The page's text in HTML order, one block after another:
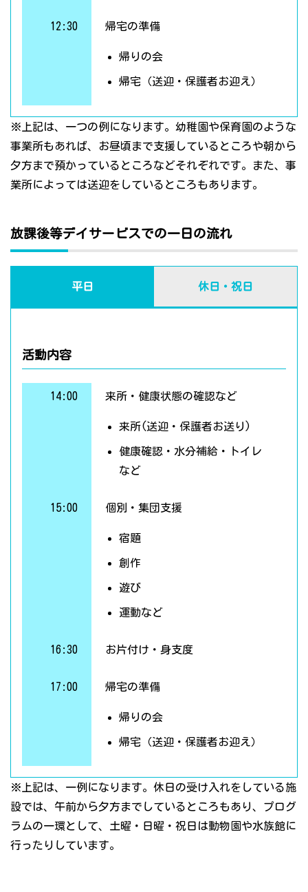
12:30 帰宅の準備
帰りの会
帰宅（送迎・保護者お迎え）
※上記は、一つの例になります。幼稚園や保育園のような
事業所もあれば、お昼頃まで支援しているところや朝から
夕方まで預かっているところなどそれぞれです。また、事
業所によっては送迎をしているところもあります。
放課後等デイサービスでの一日の流れ
平日 休日・祝日
活動内容
14:00 来所・健康状態の確認など
来所(送迎・保護者お送り)
健康確認・水分補給・トイレ
など
15:00 個別・集団支援
宿題
創作
遊び
運動など
16:30 お片付け・身支度
17:00 帰宅の準備
帰りの会
帰宅（送迎・保護者お迎え）
※上記は、一例になります。休日の受け入れをしている施
設では、午前から夕方までしているところもあり、プログ
ラムの一環として、土曜・日曜・祝日は動物園や水族館に
行ったりしています。